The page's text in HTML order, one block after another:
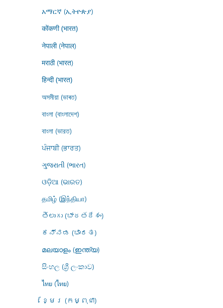
አማርኛ (ኢትዮጵያ)
कोंकणी (भारत)
नेपाली (नेपाल)
मराठी (भारत)
हिन्दी (भारत)
অসমীয়া (ভাৰত)
বাংলা (বাংলাদেশ)
বাংলা (ভারত)
ਪੰਜਾਬੀ (ਭਾਰਤ)
ગુજરાતી (ભારત)
ଓଡ଼ିଆ (ଭାରତ)
தமிழ் (இந்தியா)
తెలుగు (భారతదేశం)
ಕನ್ನಡ (ಭಾರತ)
മലയാളം (ഇന്ത്യ)
සිංහල (ශ්‍රී ලංකාව)
ไทย (ไทย)
ខ្មែរ (កម្ពុជា)